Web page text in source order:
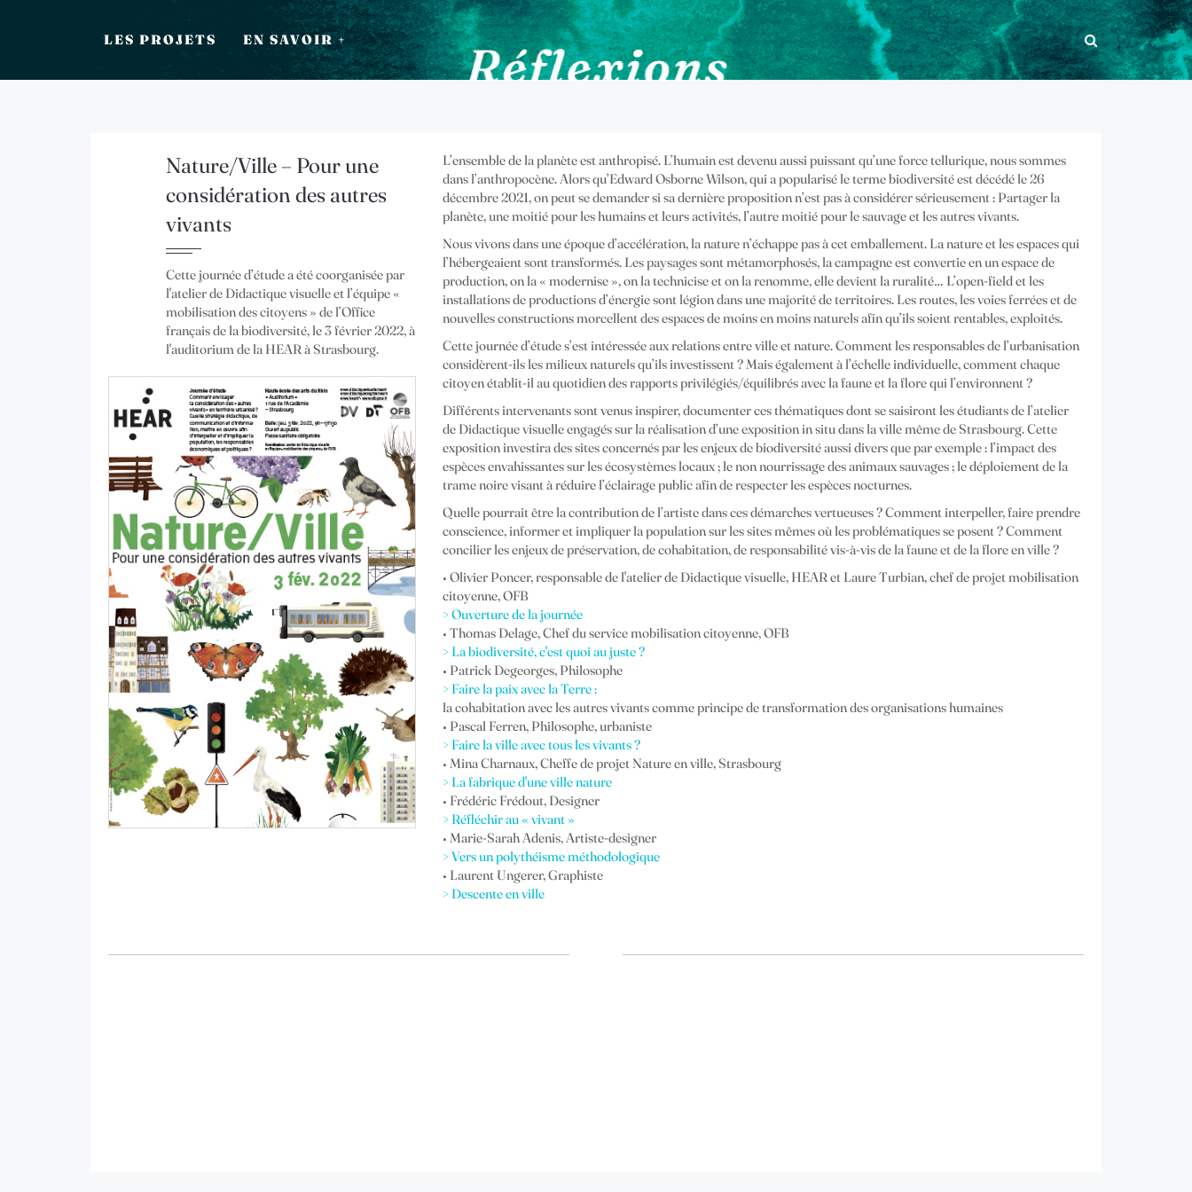
LES PROJETS EN SAVOIR +
Nature/Ville – Pour une
considération des autres
vivants
Cette journée d’étude a été coorganisée par
l'atelier de Didactique visuelle et l’équipe «
mobilisation des citoyens » de l’Office
français de la biodiversité, le 3 février 2022, à
l'auditorium de la HEAR à Strasbourg.
L’ensemble de la planète est anthropisé. L’humain est devenu aussi puissant qu’une force tellurique, nous sommes
dans l’anthropocène. Alors qu’Edward Osborne Wilson, qui a popularisé le terme biodiversité est décédé le 26
décembre 2021, on peut se demander si sa dernière proposition n’est pas à considérer sérieusement : Partager la
planète, une moitié pour les humains et leurs activités, l’autre moitié pour le sauvage et les autres vivants.
Nous vivons dans une époque d’accélération, la nature n’échappe pas à cet emballement. La nature et les espaces qui
l’hébergeaient sont transformés. Les paysages sont métamorphosés, la campagne est convertie en un espace de
production, on la « modernise », on la technicise et on la renomme, elle devient la ruralité… L’open-field et les
installations de productions d’énergie sont légion dans une majorité de territoires. Les routes, les voies ferrées et de
nouvelles constructions morcellent des espaces de moins en moins naturels afin qu’ils soient rentables, exploités.
Cette journée d’étude s’est intéressée aux relations entre ville et nature. Comment les responsables de l’urbanisation
considèrent-ils les milieux naturels qu’ils investissent ? Mais également à l’échelle individuelle, comment chaque
citoyen établit-il au quotidien des rapports privilégiés/équilibrés avec la faune et la flore qui l’environnent ?
Différents intervenants sont venus inspirer, documenter ces thématiques dont se saisiront les étudiants de l’atelier
de Didactique visuelle engagés sur la réalisation d’une exposition in situ dans la ville même de Strasbourg. Cette
exposition investira des sites concernés par les enjeux de biodiversité aussi divers que par exemple : l’impact des
espèces envahissantes sur les écosystèmes locaux ; le non nourrissage des animaux sauvages ; le déploiement de la
trame noire visant à réduire l’éclairage public afin de respecter les espèces nocturnes.
Quelle pourrait être la contribution de l’artiste dans ces démarches vertueuses ? Comment interpeller, faire prendre
conscience, informer et impliquer la population sur les sites mêmes où les problématiques se posent ? Comment
concilier les enjeux de préservation, de cohabitation, de responsabilité vis-à-vis de la faune et de la flore en ville ?
• Olivier Poncer, responsable de l'atelier de Didactique visuelle, HEAR et Laure Turbian, chef de projet mobilisation
citoyenne, OFB
> Ouverture de la journée
• Thomas Delage, Chef du service mobilisation citoyenne, OFB
> La biodiversité, c'est quoi au juste ?
• Patrick Degeorges, Philosophe
> Faire la paix avec la Terre :
la cohabitation avec les autres vivants comme principe de transformation des organisations humaines
• Pascal Ferren, Philosophe, urbaniste
> Faire la ville avec tous les vivants ?
• Mina Charnaux, Cheffe de projet Nature en ville, Strasbourg
> La fabrique d'une ville nature
• Frédéric Frédout, Designer
> Réfléchir au « vivant »
• Marie-Sarah Adenis, Artiste-designer
> Vers un polythéisme méthodologique
• Laurent Ungerer, Graphiste
> Descente en ville